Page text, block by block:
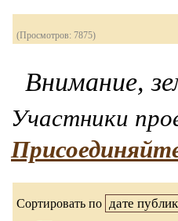
(Просмотров: 7875)
Внимание,
Участники
Сортировать по